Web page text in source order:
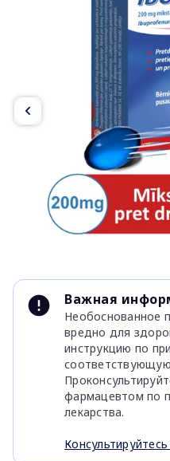
Важная
Необоснованное
вредно для
инструкцию по
фармацевтом по
лекарства.